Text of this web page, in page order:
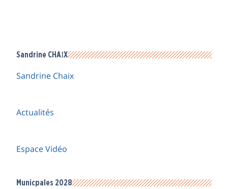
Sandrine CHAIX
Sandrine Chaix
Actualités
Espace Vidéo
Municpales 2028